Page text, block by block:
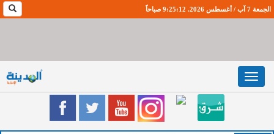
الجمعة 7 آب / أغسطس 2026. 9:25:12 صباحاً
Toggle
navigation